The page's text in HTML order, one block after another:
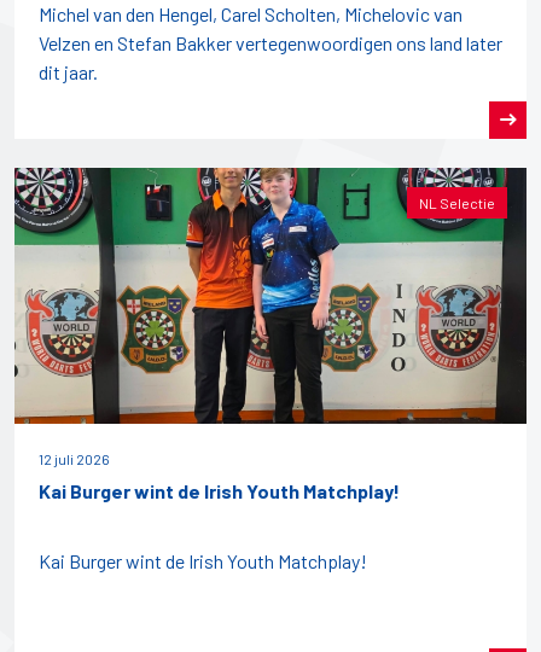
Michel van den Hengel, Carel Scholten, Michelovic van
Velzen en Stefan Bakker vertegenwoordigen ons land later
dit jaar.
NL Selectie
12 juli 2026
Kai Burger wint de Irish Youth Matchplay!
Kai Burger wint de Irish Youth Matchplay!